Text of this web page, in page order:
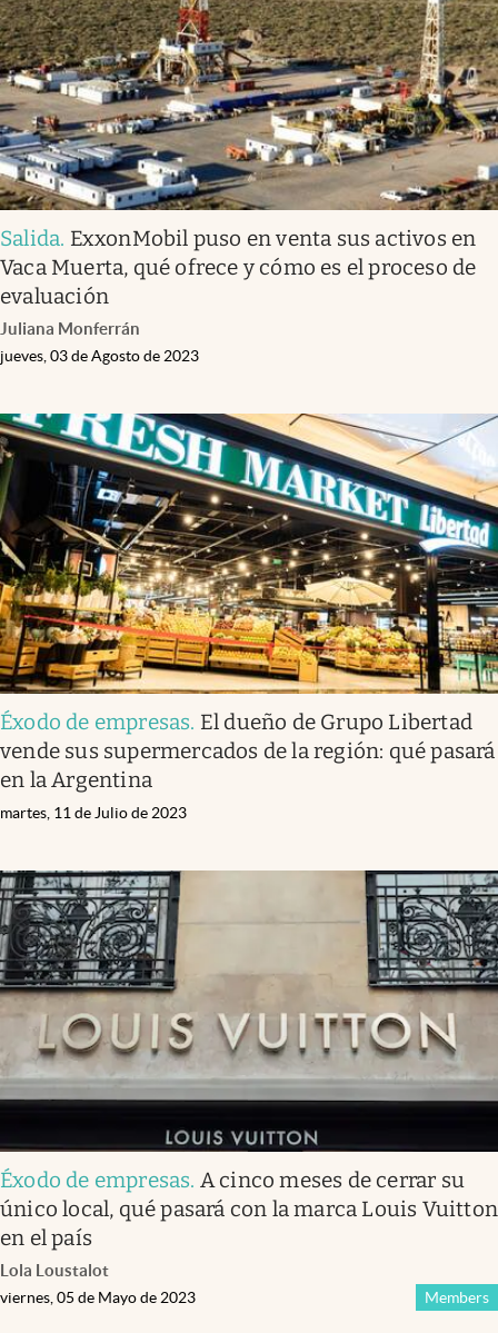
Salida. ExxonMobil puso en venta sus activos en
Vaca Muerta, qué ofrece y cómo es el proceso de
evaluación
Juliana Monferrán
jueves, 03 de Agosto de 2023
Éxodo de empresas. El dueño de Grupo Libertad
vende sus supermercados de la región: qué pasará
en la Argentina
martes, 11 de Julio de 2023
Éxodo de empresas. A cinco meses de cerrar su
único local, qué pasará con la marca Louis Vuitton
en el país
Lola Loustalot
Members
viernes, 05 de Mayo de 2023